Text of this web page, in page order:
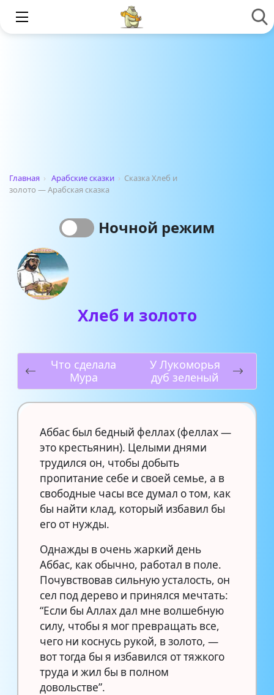
Главная › Арабские сказки › Сказка Хлеб и
золото — Арабская сказка
Ночной режим
Хлеб и золото
Что сделала
Мура
У Лукоморья
дуб зеленый
Аббас был бедный феллах (феллах —
это крестьянин). Целыми днями
трудился он, чтобы добыть
пропитание себе и своей семье, а в
свободные часы все думал о том, как
бы найти клад, который избавил бы
его от нужды.
Однажды в очень жаркий день
Аббас, как обычно, работал в поле.
Почувствовав сильную усталость, он
сел под дерево и принялся мечтать:
“Если бы Аллах дал мне волшебную
силу, чтобы я мог превращать все,
чего ни коснусь рукой, в золото, —
вот тогда бы я избавился от тяжкого
труда и жил бы в полном
довольстве”.